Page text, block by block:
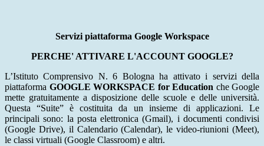
Servizi piattaforma Google Workspace
PERCHE' ATTIVARE L'ACCOUNT GOOGLE?
L’Istituto Comprensivo N. 6 Bologna ha attivato i servizi della
piattaforma GOOGLE WORKSPACE for Education che Google
mette gratuitamente a disposizione delle scuole e delle università.
Questa “Suite” è costituita da un insieme di applicazioni. Le
principali sono: la posta elettronica (Gmail), i documenti condivisi
(Google Drive), il Calendario (Calendar), le video-riunioni (Meet),
le classi virtuali (Google Classroom) e altri.